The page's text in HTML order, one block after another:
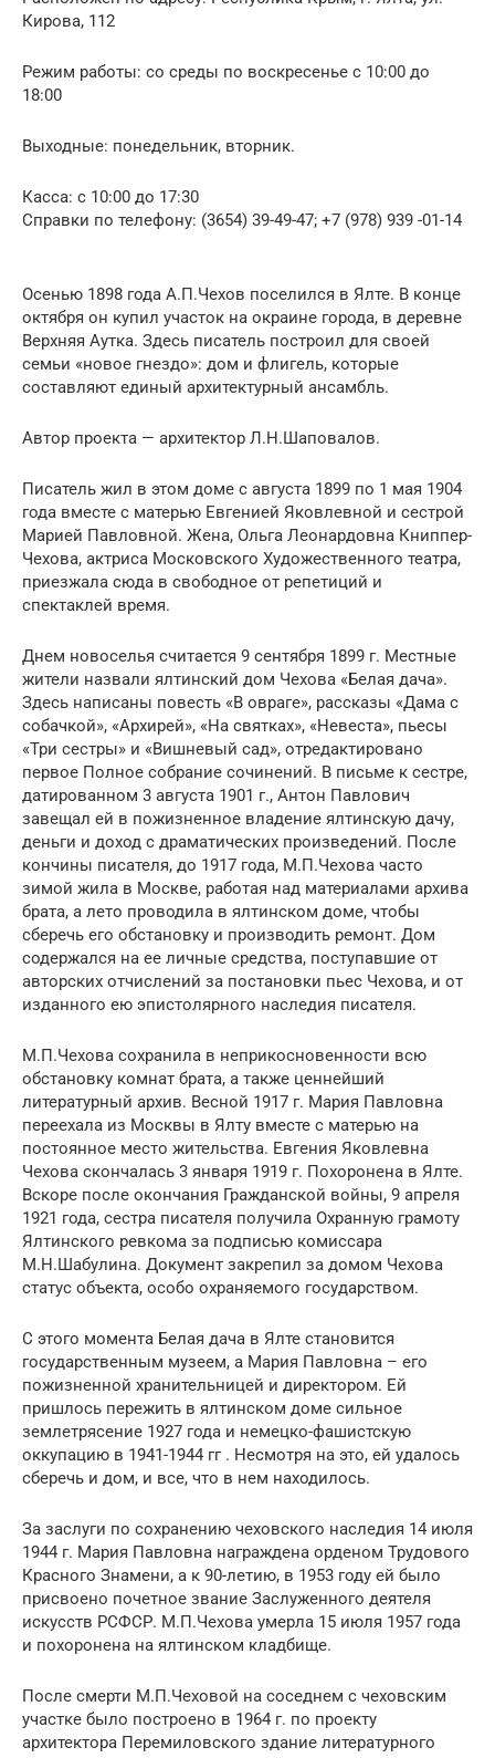
Кирова, 112
Режим работы: со среды по воскресенье с 10:00 до
18:00
Выходные: понедельник, вторник.
Касса: с 10:00 до 17:30
Справки по телефону: (3654) 39-49-47; +7 (978) 939 -01-14
Осенью 1898 года А.П.Чехов поселился в Ялте. В конце
октября он купил участок на окраине города, в деревне
Верхняя Аутка. Здесь писатель построил для своей
семьи «новое гнездо»: дом и флигель, которые
составляют единый архитектурный ансамбль.
Автор проекта — архитектор Л.Н.Шаповалов.
Писатель жил в этом доме с августа 1899 по 1 мая 1904
года вместе с матерью Евгенией Яковлевной и сестрой
Марией Павловной. Жена, Ольга Леонардовна Книппер-
Чехова, актриса Московского Художественного театра,
приезжала сюда в свободное от репетиций и
спектаклей время.
Днем новоселья считается 9 сентября 1899 г. Местные
жители назвали ялтинский дом Чехова «Белая дача».
Здесь написаны повесть «В овраге», рассказы «Дама с
собачкой», «Архирей», «На святках», «Невеста», пьесы
«Три сестры» и «Вишневый сад», отредактировано
первое Полное собрание сочинений. В письме к сестре,
датированном 3 августа 1901 г., Антон Павлович
завещал ей в пожизненное владение ялтинскую дачу,
деньги и доход с драматических произведений. После
кончины писателя, до 1917 года, М.П.Чехова часто
зимой жила в Москве, работая над материалами архива
брата, а лето проводила в ялтинском доме, чтобы
сберечь его обстановку и производить ремонт. Дом
содержался на ее личные средства, поступавшие от
авторских отчислений за постановки пьес Чехова, и от
изданного ею эпистолярного наследия писателя.
М.П.Чехова сохранила в неприкосновенности всю
обстановку комнат брата, а также ценнейший
литературный архив. Весной 1917 г. Мария Павловна
переехала из Москвы в Ялту вместе с матерью на
постоянное место жительства. Евгения Яковлевна
Чехова скончалась 3 января 1919 г. Похоронена в Ялте.
Вскоре после окончания Гражданской войны, 9 апреля
1921 года, сестра писателя получила Охранную грамоту
Ялтинского ревкома за подписью комиссара
М.Н.Шабулина. Документ закрепил за домом Чехова
статус объекта, особо охраняемого государством.
С этого момента Белая дача в Ялте становится
государственным музеем, а Мария Павловна – его
пожизненной хранительницей и директором. Ей
пришлось пережить в ялтинском доме сильное
землетрясение 1927 года и немецко-фашистскую
оккупацию в 1941-1944 гг . Несмотря на это, ей удалось
сберечь и дом, и все, что в нем находилось.
За заслуги по сохранению чеховского наследия 14 июля
1944 г. Мария Павловна награждена орденом Трудового
Красного Знамени, а к 90-летию, в 1953 году ей было
присвоено почетное звание Заслуженного деятеля
искусств РСФСР. М.П.Чехова умерла 15 июля 1957 года
и похоронена на ялтинском кладбище.
После смерти М.П.Чеховой на соседнем с чеховским
участке было построено в 1964 г. по проекту
архитектора Перемиловского здание литературного